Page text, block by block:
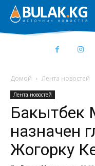
Домой Лента новостей
Лента новостей
Бакытбек
назначен
Жогорку